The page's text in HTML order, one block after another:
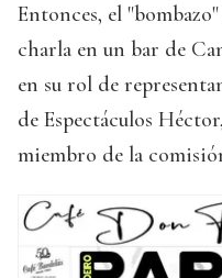
Entonces, el
charla en un bar de
en su rol de
de Espectáculos
miembro de la